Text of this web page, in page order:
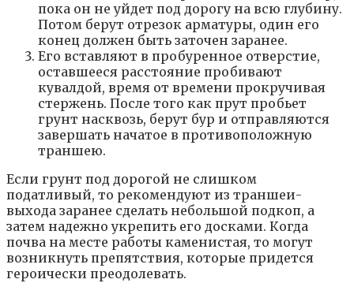
пока он не уйдет под дорогу на всю глубину.
Потом берут отрезок арматуры, один его
конец должен быть заточен заранее.
Его вставляют в пробуренное отверстие,
оставшееся расстояние пробивают
кувалдой, время от времени прокручивая
стержень. После того как прут пробьет
грунт насквозь, берут бур и отправляются
завершать начатое в противоположную
траншею.
Если грунт под дорогой не слишком
податливый, то рекомендуют из траншеи-
выхода заранее сделать небольшой подкоп, а
затем надежно укрепить его досками. Когда
почва на месте работы каменистая, то могут
возникнуть препятствия, которые придется
героически преодолевать.